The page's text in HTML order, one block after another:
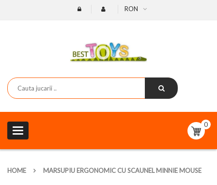
RON
Toggle
navigation
0
HOME MARSUPIU ERGONOMIC CU SCAUNEL MINNIE MOUSE